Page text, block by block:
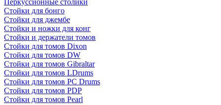
Перкуссионные столики
Стойки для бонго
Стойки для джембе
Стойки и ножки для конг
Стойки и держатели томов
Стойки для томов Dixon
Стойки для томов DW
Стойки для томов Gibraltar
Стойки для томов LDrums
Стойки для томов PC Drums
Стойки для томов PDP
Стойки для томов Pearl